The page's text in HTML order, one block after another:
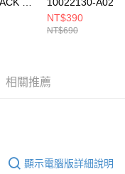
NT$390
NT$690
相關推薦
顯示電腦版詳細說明